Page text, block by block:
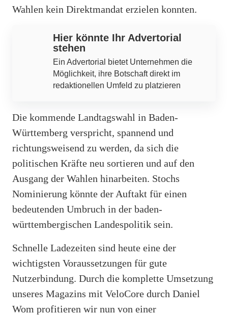
Wahlen kein Direktmandat erzielen konnten.
Hier könnte Ihr Advertorial
stehen
Ein Advertorial bietet Unternehmen die
Möglichkeit, ihre Botschaft direkt im
redaktionellen Umfeld zu platzieren
Die kommende Landtagswahl in Baden-
Württemberg verspricht, spannend und
richtungsweisend zu werden, da sich die
politischen Kräfte neu sortieren und auf den
Ausgang der Wahlen hinarbeiten. Stochs
Nominierung könnte der Auftakt für einen
bedeutenden Umbruch in der baden-
württembergischen Landespolitik sein.
Schnelle Ladezeiten sind heute eine der
wichtigsten Voraussetzungen für gute
Nutzerbindung. Durch die komplette Umsetzung
unseres Magazins mit VeloCore durch Daniel
Wom profitieren wir nun von einer